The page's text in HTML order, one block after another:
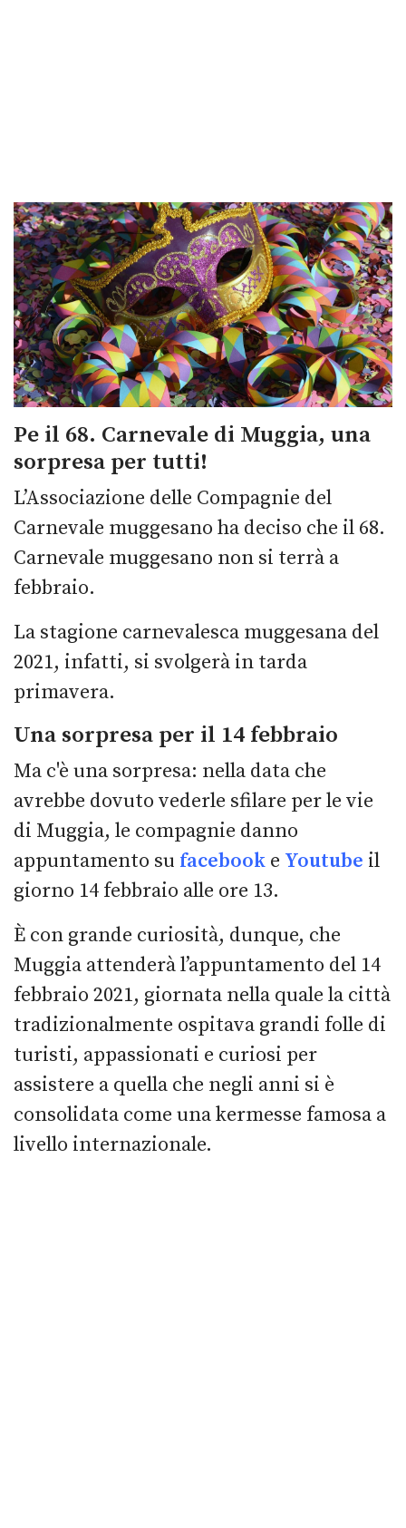
Pe il 68. Carnevale di Muggia, una
sorpresa per tutti!
L’Associazione delle Compagnie del
Carnevale muggesano ha deciso che il 68.
Carnevale muggesano non si terrà a
febbraio.
La stagione carnevalesca muggesana del
2021, infatti, si svolgerà in tarda
primavera.
Una sorpresa per il 14 febbraio
Ma c'è una sorpresa: nella data che
avrebbe dovuto vederle sfilare per le vie
di Muggia, le compagnie danno
appuntamento su facebook e Youtube il
giorno 14 febbraio alle ore 13.
È con grande curiosità, dunque, che
Muggia attenderà l’appuntamento del 14
febbraio 2021, giornata nella quale la città
tradizionalmente ospitava grandi folle di
turisti, appassionati e curiosi per
assistere a quella che negli anni si è
consolidata come una kermesse famosa a
livello internazionale.